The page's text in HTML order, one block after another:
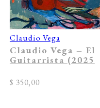
Claudio Vega
Claudio Vega – El
Guitarrista (2025
$ 350,00